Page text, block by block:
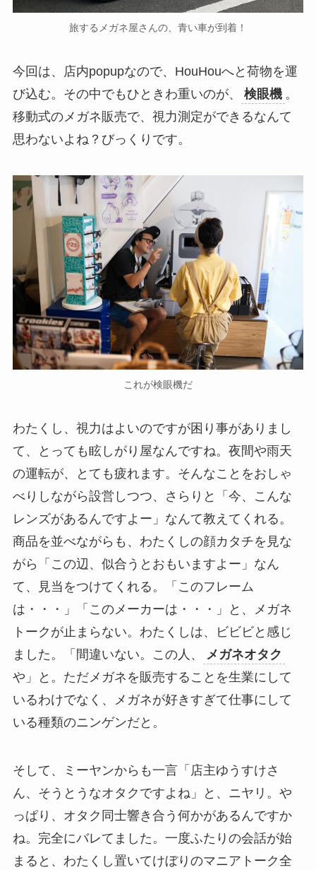
旅するメガネ屋さんの、青い車が到着！
今回は、店内popupなので、HouHouへと荷物を運
び込む。その中でもひときわ重いのが、
検眼機 。
移動式のメガネ販売で、視力測定ができるなんて
思わないよね？びっくりです。
これが検眼機だ
わたくし、視力はよいのですが困り事がありまし
て、とっても眩しがり屋なんですね。夜間や雨天
の運転が、とても疲れます。そんなことをおしゃ
べりしながら設営しつつ、さらりと「今、こんな
レンズがあるんですよー」なんて教えてくれる。
商品を並べながらも、わたくしの顔カタチを見な
がら「この辺、似合うとおもいますよー」なん
て、見当をつけてくれる。「このフレーム
は・・・」「このメーカーは・・・」と、メガネ
トークが止まらない。わたくしは、ビビビと感じ
ました。「間違いない。この人、
メガネオタク
や」と。ただメガネを販売することを生業にして
いるわけでなく、メガネが好きすぎて仕事にして
いる種類のニンゲンだと。
そして、ミーヤンからも一言「店主ゆうすけさ
ん、そうとうなオタクですよね」と、ニヤリ。や
っぱり、オタク同士響き合う何かがあるんですか
ね。完全にバレてました。一度ふたりの会話が始
まると、わたくし置いてけぼりのマニアトーク全